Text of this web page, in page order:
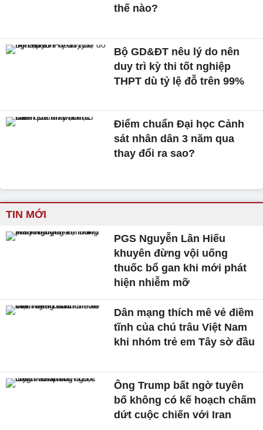
thế nào?
Bộ GD&ĐT nêu lý do nên
duy trì kỳ thi tốt nghiệp
THPT dù tỷ lệ đỗ trên 99%
Điểm chuẩn Đại học Cảnh
sát nhân dân 3 năm qua
thay đổi ra sao?
TIN MỚI
PGS Nguyễn Lân Hiếu
khuyên đừng vội uống
thuốc bổ gan khi mới phát
hiện nhiễm mỡ
Dân mạng thích mê vẻ điềm
tĩnh của chú trâu Việt Nam
khi nhóm trẻ em Tây sờ đầu
Ông Trump bất ngờ tuyên
bố không có kế hoạch chấm
dứt cuộc chiến với Iran